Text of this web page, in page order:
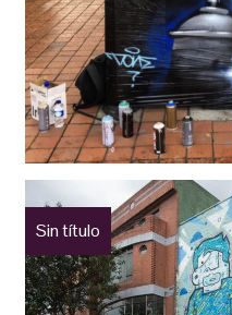
Sin título